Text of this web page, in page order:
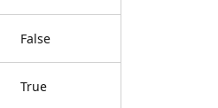
False
True